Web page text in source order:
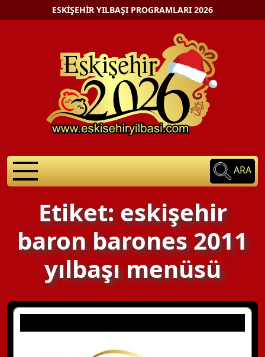
ESKIŞEHIR YILBAŞI PROGRAMLARI 2026
ARA
Etiket: eskişehir
baron barones 2011
yılbaşı menüsü